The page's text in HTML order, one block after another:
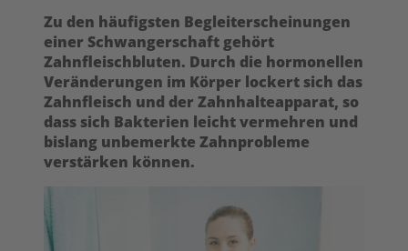
Zu den häufigsten Begleiterscheinungen
einer Schwangerschaft gehört
Zahnfleischbluten. Durch die hormonellen
Veränderungen im Körper lockert sich das
Zahnfleisch und der Zahnhalteapparat, so
dass sich Bakterien leicht vermehren und
bislang unbemerkte Zahnprobleme
verstärken können.